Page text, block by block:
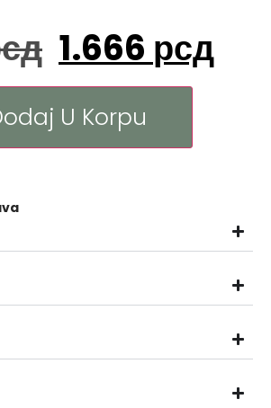
1.666 рсд
U Korpu